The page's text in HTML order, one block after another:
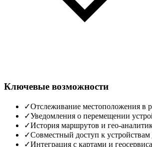
Ключевые возможности
✓Отслеживание местоположения в
✓Уведомления о перемещении
✓История маршрутов и
✓Совместный доступ к устройствам
✓Интеграция с картами и